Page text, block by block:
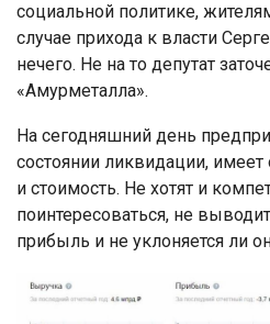
социальной политике,
случае прихода к власти
нечего. Не на то депутат
«Амурметалла».
На сегодняшний день
состоянии ликвидации,
и стоимость. Не хотят и
поинтересоваться, не
прибыль и не уклоняется ли